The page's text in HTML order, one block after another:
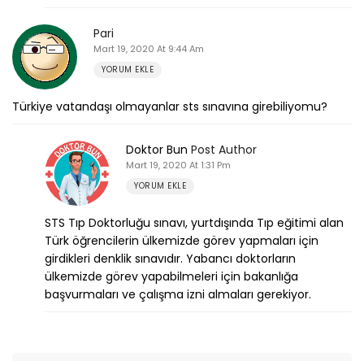
Pari
Mart 19, 2020 At 9:44 Am
YORUM EKLE
Türkiye vatandaşı olmayanlar sts sınavına girebiliyomu?
Doktor Bun Post Author
Mart 19, 2020 At 1:31 Pm
YORUM EKLE
STS Tıp Doktorluğu sınavı, yurtdışında Tıp eğitimi alan
Türk öğrencilerin ülkemizde görev yapmaları için
girdikleri denklik sınavıdır. Yabancı doktorların
ülkemizde görev yapabilmeleri için bakanlığa
başvurmaları ve çalışma izni almaları gerekiyor.